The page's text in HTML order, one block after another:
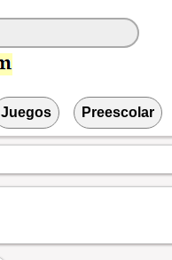
Juegos Preescolar